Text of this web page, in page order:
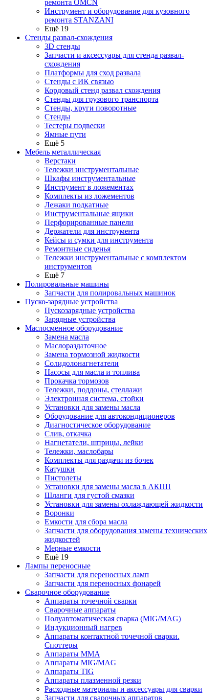
ремонта OMCN
Инструмент и оборудование для кузовного
ремонта STANZANI
Ещё 19
Стенды развал-схождения
3D стенды
Запчасти и аксессуары для стенда развал-
схождения
Платформы для сход развала
Стенды с ИК связью
Кордовый стенд развал схождения
Стенды для грузового транспорта
Стенды, круги поворотные
Стенды
Тестеры подвески
Ямные пути
Ещё 5
Мебель металлическая
Верстаки
Тележки инструментальные
Шкафы инструментальные
Инструмент в ложементах
Комплекты из ложементов
Лежаки подкатные
Инструментальные ящики
Перфорированные панели
Держатели для инструмента
Кейсы и сумки для инструмента
Ремонтные сиденья
Тележки инструментальные с комплектом
инструментов
Ещё 7
Полировальные машины
Запчасти для полировальных машинок
Пуско-зарядные устройства
Пускозарядные устройства
Зарядные устройства
Маслосменное оборудование
Замена масла
Маслораздаточное
Замена тормозной жидкости
Солидолонагнетатели
Насосы для масла и топлива
Прокачка тормозов
Тележки, поддоны, стеллажи
Электронная система, стойки
Установки для замены масла
Оборудование для автокондиционеров
Диагностическое оборудование
Слив, откачка
Нагнетатели, шприцы, лейки
Тележки, маслобары
Комплекты для раздачи из бочек
Катушки
Пистолеты
Установки для замены масла в АКПП
Шланги для густой смазки
Установки для замены охлаждающей жидкости
Воронки
Емкости для сбора масла
Запчасти для оборудования замены технических
жидкостей
Мерные емкости
Ещё 19
Лампы переносные
Запчасти для переносных ламп
Запчасти для переносных фонарей
Сварочное оборудование
Аппараты точечной сварки
Сварочные аппараты
Полуавтоматическая сварка (MIG/MAG)
Индукционный нагрев
Аппараты контактной точечной сварки.
Споттеры
Аппараты MMA
Аппараты MIG/MAG
Аппараты TIG
Аппараты плазменной резки
Расходные материалы и аксессуары для сварки
Запчасти для сварочных аппаратов